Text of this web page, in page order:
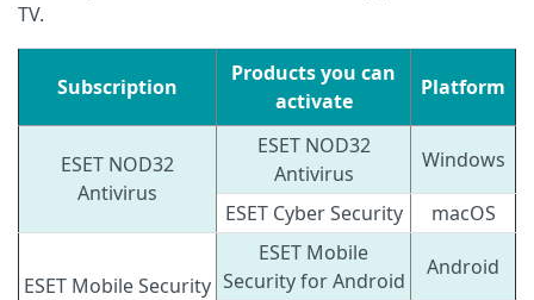
TV.
Subscription
Products you can
activate
Platform
ESET NOD32
Antivirus
ESET NOD32
Antivirus
Windows
ESET Cyber Security macOS
ESET Mobile Security
ESET Mobile
Security for Android
Android